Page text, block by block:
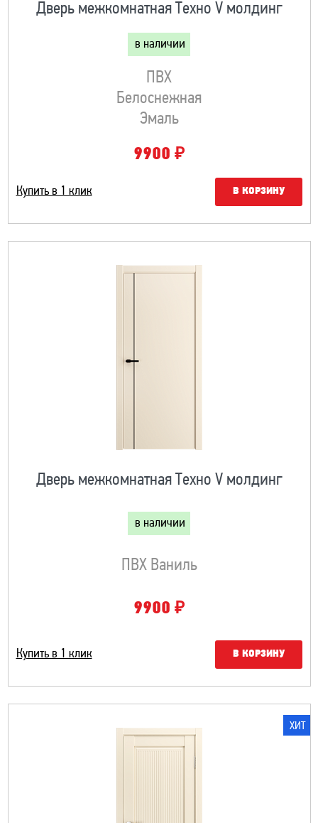
Дверь межкомнатная Техно V молдинг
в наличии
ПВХ
Белоснежная
Эмаль
9900 ₽
Купить в 1 клик В КОРЗИНУ
Дверь межкомнатная Техно V молдинг
в наличии
ПВХ Ваниль
9900 ₽
Купить в 1 клик В КОРЗИНУ
ХИТ